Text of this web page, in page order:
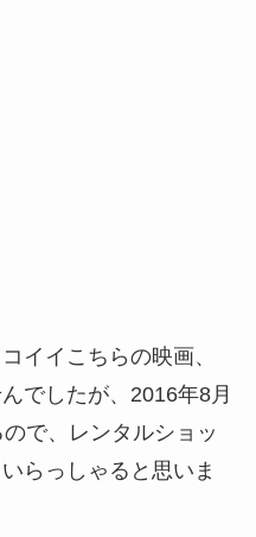
イイこちらの映画、
でしたが、2016年8月
で、レンタルショッ
らっしゃると思いま